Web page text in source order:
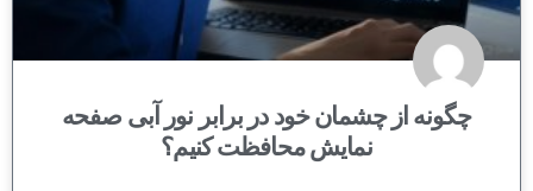
چگونه از چشمان خود در برابر نور آبی صفحه
نمایش محافظت کنیم؟